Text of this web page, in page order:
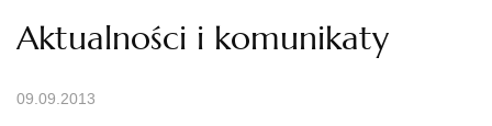
Aktualności i komunikaty
09.09.2013